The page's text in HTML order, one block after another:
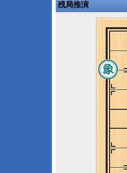
残局推演